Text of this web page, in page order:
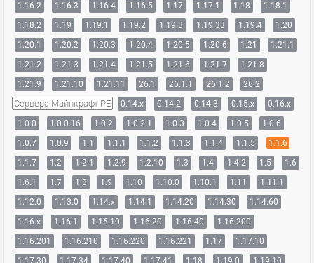
1.16.2
1.16.3 1.16.4 1.16.5 1.17 1.17.1 1.18
1.18.1
1.18.2
1.19 1.19.1 1.19.2 1.19.3 1.19.33 1.19.4
1.20
1.20.1
1.20.2 1.20.3 1.20.4 1.20.5 1.20.6 1.21
1.21.1
1.21.2
1.21.3 1.21.4 1.21.5 1.21.6 1.21.7
1.21.8
1.21.9
1.21.10 1.21.11 26.1 26.1.1 26.1.2 26.2
Сервера Майнкрафт PE 0.14.x 0.14.2 0.14.3 0.15.x
0.16.x
1.0.0
1.0.0.16 1.0.2 1.0.2.1 1.0.3 1.0.4 1.0.5
1.0.6
1.0.7
1.0.9 1.1 1.1.1 1.1.2 1.1.3 1.1.4 1.1.5
1.1.6
1.1.7
1.2 1.2.1 1.2.9 1.2.10 1.3 1.4 1.4.2 1.5
1.6
1.6.1
1.7 1.8 1.9 1.10 1.10.0 1.10.1 1.11
1.11.1
1.12.0
1.13.0 1.14.x 1.14.1 1.14.20 1.14.30
1.14.60
1.16.x
1.16.1 1.16.10 1.16.20 1.16.40
1.16.200
1.16.201
1.16.210 1.16.220 1.16.221 1.17
1.17.10
1.17.30
1.17.34 1.17.40 1.17.41 1.18 1.19.0
1.19.10